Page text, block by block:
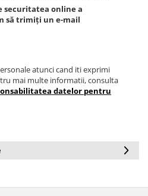
securitatea online a
să trimiți un e-mail
atunci cand iti exprimi
mai multe informatii, consulta
datelor pentru